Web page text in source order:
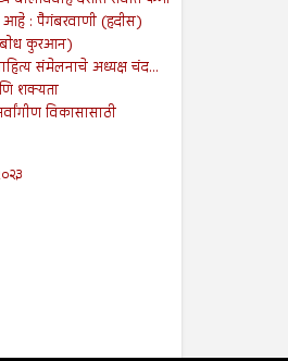
आहे : पैगंबरवाणी (हदीस)
कुरआन)
संमेलनाचे अध्यक्ष चंद...
शक्यता
विकासासाठी